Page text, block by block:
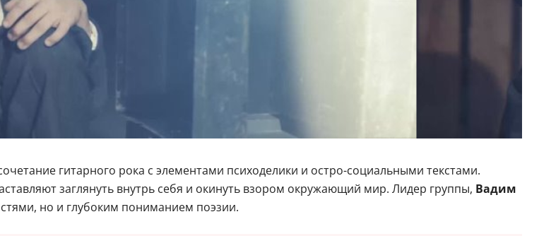
гитарного рока с элементами психоделики и остро-социальными текстами.
заглянуть внутрь себя и окинуть взором окружающий мир. Лидер группы, Вадим
но и глубоким пониманием поэзии.